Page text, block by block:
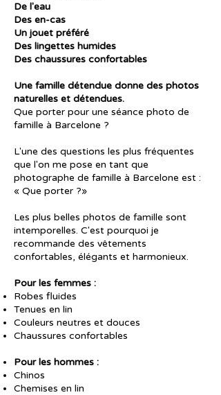
De l'eau
Des en-cas
Un jouet préféré
Des lingettes humides
Des chaussures confortables
Une famille détendue donne des photos
naturelles et détendues.
Que porter pour une séance photo de
famille à Barcelone ?
L'une des questions les plus fréquentes
que l'on me pose en tant que
photographe de famille à Barcelone est :
« Que porter ?»
Les plus belles photos de famille sont
intemporelles. C'est pourquoi je
recommande des vêtements
confortables, élégants et harmonieux.
Pour les femmes :
Robes fluides
Tenues en lin
Couleurs neutres et douces
Chaussures confortables
Pour les hommes :
Chinos
Chemises en lin